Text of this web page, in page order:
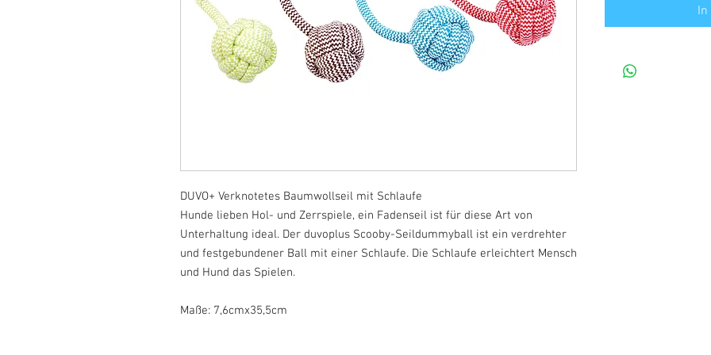
DUVO+ Verknotetes Baumwollseil mit Schlaufe
Hunde lieben Hol- und Zerrspiele, ein Fadenseil ist für diese Art von
Unterhaltung ideal. Der duvoplus Scooby-Seildummyball ist ein verdrehter
und festgebundener Ball mit einer Schlaufe. Die Schlaufe erleichtert Mensch
und Hund das Spielen.
Maße: 7,6cmx35,5cm
In